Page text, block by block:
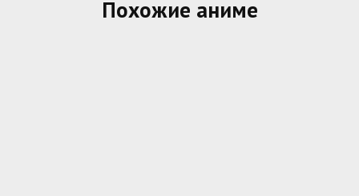
Похожие аниме